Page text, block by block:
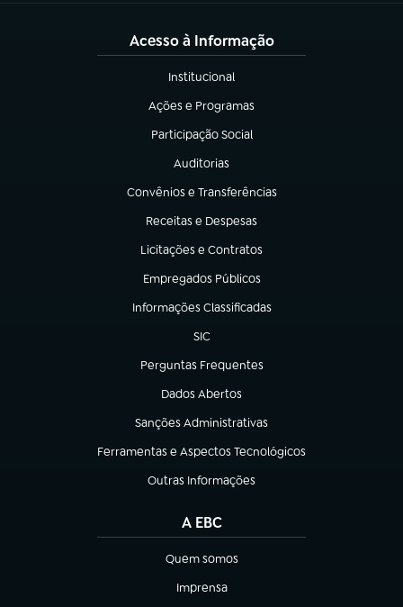
Acesso à Informação
Institucional
(abre em nova aba)
Ações e Programas
(abre em nova aba)
Participação Social
(abre em nova aba)
Auditorias
(abre em nova aba)
Convênios e Transferências
(abre em nova aba)
Receitas e Despesas
(abre em nova aba)
Licitações e Contratos
(abre em nova aba)
Empregados Públicos
(abre em nova aba)
Informações Classificadas
(abre em nova aba)
SIC
(abre em nova aba)
Perguntas Frequentes
(abre em nova aba)
Dados Abertos
(abre em nova aba)
Sanções Administrativas
(abre em nova aba)
Ferramentas e Aspectos Tecnológicos
(abre em nova aba)
Outras Informações
(abre em nova aba)
A EBC
Quem somos
(abre em nova aba)
Imprensa
(abre em nova aba)